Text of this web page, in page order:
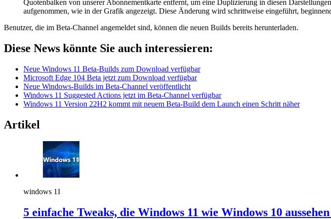
Quotenbalken von unserer Abonnementkarte entfernt, um eine Duplizierung in diesen
aufgenommen, wie in der Grafik angezeigt. Diese Änderung wird schrittweise eingeführt,
Benutzer, die im Beta-Channel angemeldet sind, können die neuen Builds bereits herunterladen.
Diese News könnte Sie auch interessieren:
Neue Windows 11 Beta-Builds zum Download verfügbar
Microsoft Edge 104 Beta jetzt zum Download verfügbar
Neue Windows-Builds im Beta-Channel veröffentlicht
Windows 11 Suggested Actions jetzt im Beta-Channel verfügbar
Windows 11 Version 22H2 kommt mit neuem Beta-Build dem Launch einen Schritt näher
Artikel
windows 11
5 einfache Tweaks, die Windows 11 wie Windows 10 aussehen